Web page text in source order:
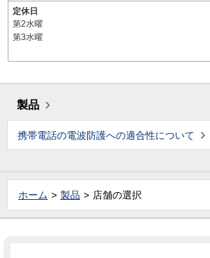
定休日
第2水曜
第3水曜
製品
携帯電話の電波防護への適合性について
ホーム 製品 店舗の選択